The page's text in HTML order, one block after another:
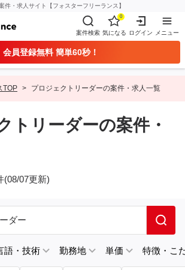
件・求人サイト【フォスターフリーランス】
案件検索
0
気になる ログイン メニュー
会員登録無料 簡単60秒！
TOP プロジェクトリーダーの案件・求人一覧
トリーダーの案件・
(08/07更新)
語・技術 勤務地 単価 特徴・こ